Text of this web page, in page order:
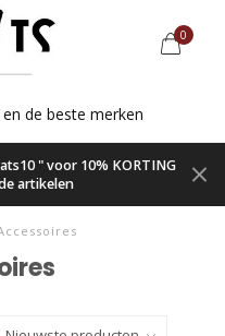
0
de beste merken
" voor 10% KORTING
artikelen